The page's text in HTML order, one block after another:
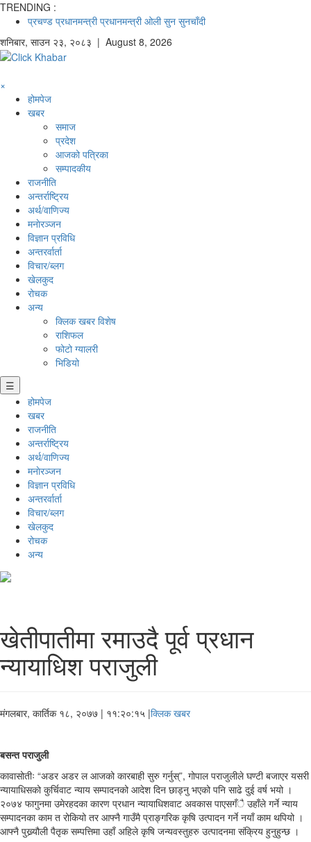
TRENDING :
प्रचण्ड प्रधानमन्त्री प्रधानमन्त्री ओली सुन सुनचाँदी
शनिबार, साउन २३, २०८३ | August 8, 2026
×
होमपेज
खबर
समाज
प्रदेश
आजको पत्रिका
सम्पादकीय
राजनीति
अन्तर्राष्ट्रिय
अर्थ/वाणिज्य
मनाेरञ्जन
विज्ञान प्रविधि
अन्तरर्वार्ता
विचार/ब्लग
खेलकुद
रोचक
अन्य
क्लिक खबर विशेष
राशिफल
फोटो ग्यालरी
भिडियो
☰
होमपेज
खबर
राजनीति
अन्तर्राष्ट्रिय
अर्थ/वाणिज्य
मनाेरञ्जन
विज्ञान प्रविधि
अन्तरर्वार्ता
विचार/ब्लग
खेलकुद
रोचक
अन्य
खेतीपातीमा रमाउदै पूर्व प्रधान
न्यायाधिश पराजुली
मंगलबार, कार्तिक १८, २०७७ | ११:२०:१५ |क्लिक खबर
बसन्त पराजुली
कावासोतीः “अडर अडर ल आजको कारबाही सुरु गर्नुस्”, गोपाल पराजुलीले घण्टी बजाएर यसरी
न्यायाधिसको कुर्चिवाट न्याय सम्पादनको आदेश दिन छाड्नु भएको पनि साढे दुई वर्ष भयो ।
२०७४ फागुनमा उमेरहदका कारण प्रधान न्यायाधिशवाट अवकास पाएसगँै उहाँले गर्ने न्याय
सम्पादनका काम त रोकियो तर आफ्नै गाउँमै प्राङ्गरिक कृषि उत्पादन गर्ने नयाँ काम थपियो ।
आफ्नै पुख्र्यौली पैतृक सम्पत्तिमा उहाँ अहिले कृषि जन्यवस्तुहरु उत्पादनमा संक्रिय हुनुहुन्छ ।